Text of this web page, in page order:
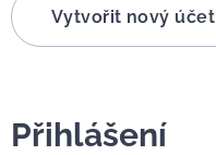
Vytvořit nový účet
Přihlášení